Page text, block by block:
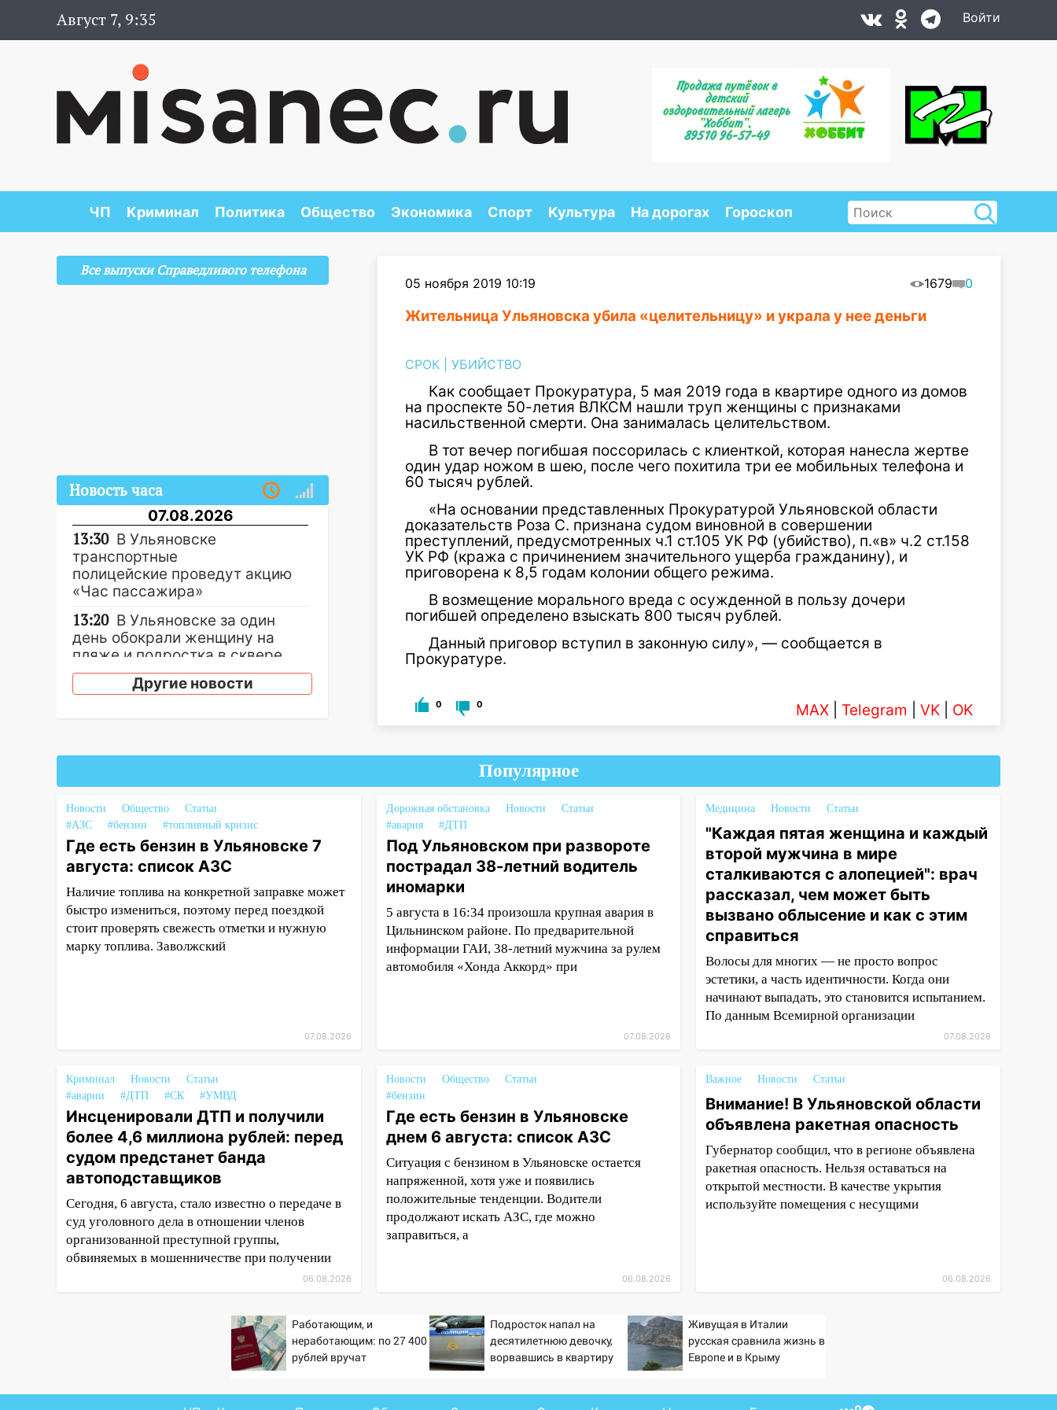
Август 7, 9:35 Войти
ЧП Криминал Политика Общество Экономика Спорт Культура На дорогах Гороскоп
05 ноября 2019 10:19 1679 0
Жительница Ульяновска убила «целительницу» и украла у нее деньги
СРОК УБИЙСТВО
Как сообщает Прокуратура, 5 мая 2019 года в квартире одного из домов
на проспекте 50-летия ВЛКСМ нашли труп женщины с признаками
насильственной смерти. Она занималась целительством.
В тот вечер погибшая поссорилась с клиенткой, которая нанесла жертве
один удар ножом в шею, после чего похитила три ее мобильных телефона и
60 тысяч рублей.
«На основании представленных Прокуратурой Ульяновской области
доказательств Роза С. признана судом виновной в совершении
преступлений, предусмотренных ч.1 ст.105 УК РФ (убийство), п.«в» ч.2 ст.158
УК РФ (кража с причинением значительного ущерба гражданину), и
приговорена к 8,5 годам колонии общего режима.
В возмещение морального вреда с осужденной в пользу дочери
погибшей определено взыскать 800 тысяч рублей.
Данный приговор вступил в законную силу», — сообщается в
Прокуратуре.
0 0 MAX Telegram VK OK
Все выпуски Справедливого телефона
Новость часа
07.08.2026
13:30 В Ульяновске
транспортные
полицейские проведут акцию
«Час пассажира»
13:20 В Ульяновске за один
день обокрали женщину на
пляже и подростка в сквере
В Димитровграде
надвигается сильнейшая
непогода: град и шквал до 27
м/с
12:31 Ульяновец хотел купить
иномарку из Европы и потерял
760 тысяч рублей
12:20 В Чердаклинском районе
столкнулись «Лада» и
Chevrolet: пострадал 14-летний
и случайно задушил его: суд
вынес приговор
11:38 В Ленинском районе
пожар полностью уничтожил
дачный дом и сарай
11:38 В Госдуме предложили
отменить ЕГЭ с 2027 года
11:25 В Ульяновске ИИ будет
выявлять нарушителей на
контейнерных площадках
Клейменова выиграла два
золота в составе сборной мира
В Ульяновске открыли
памятную доску декабристу
Другие новости
Популярное
Новости Общество
Статьи
#АЗС
#бензин #топливный кризис
Где есть бензин в Ульяновске 7
августа: список АЗС
Наличие топлива на конкретной заправке может
быстро измениться, поэтому перед поездкой
стоит проверять свежесть отметки и нужную
марку топлива. Заволжский
07.08.2026
Дорожная обстановка Новости
Статьи
#авария
#ДТП
Под Ульяновском при развороте
пострадал 38-летний водитель
иномарки
5 августа в 16:34 произошла крупная авария в
Цильнинском районе. По предварительной
информации ГАИ, 38-летний мужчина за рулем
автомобиля «Хонда Аккорд» при
07.08.2026
Медицина Новости Статьи
"Каждая пятая женщина и каждый
второй мужчина в мире
сталкиваются с алопецией": врач
рассказал, чем может быть
вызвано облысение и как с этим
справиться
Волосы для многих — не просто вопрос
эстетики, а часть идентичности. Когда они
начинают выпадать, это становится испытанием.
По данным Всемирной организации
07.08.2026
Криминал Новости
Статьи
#аварии
#ДТП #СК #УМВД
Инсценировали ДТП и получили
более 4,6 миллиона рублей: перед
судом предстанет банда
автоподставщиков
Сегодня, 6 августа, стало известно о передаче в
суд уголовного дела в отношении членов
организованной преступной группы,
обвиняемых в мошенничестве при получении
06.08.2026
Новости Общество
Статьи
#бензин
Где есть бензин в Ульяновске
днем 6 августа: список АЗС
Ситуация с бензином в Ульяновске остается
напряженной, хотя уже и появились
положительные тенденции. Водители
продолжают искать АЗС, где можно
заправиться, а
06.08.2026
Важное Новости Статьи
Внимание! В Ульяновской области
объявлена ракетная опасность
Губернатор сообщил, что в регионе объявлена
ракетная опасность. Нельзя оставаться на
открытой местности. В качестве укрытия
используйте помещения с несущими
06.08.2026
Работающим, и
неработающим: по 27 400
рублей вручат
Подросток напал на
десятилетнюю девочку,
ворвавшись в квартиру
Живущая в Италии
русская сравнила жизнь в
Европе и в Крыму